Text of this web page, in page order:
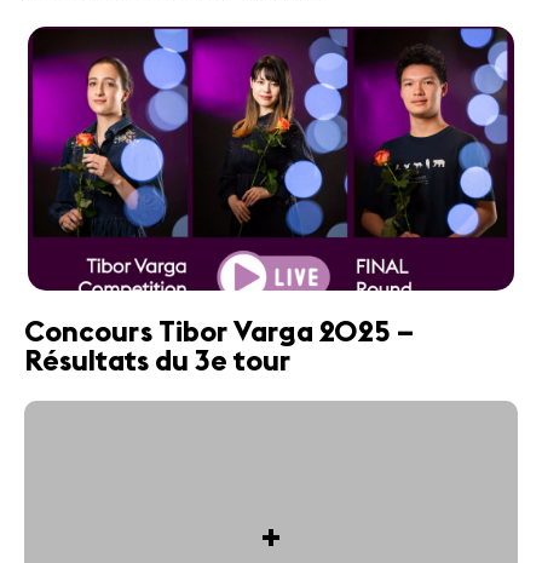
Concours Tibor Varga 2025 –
Résultats du 3e tour
+